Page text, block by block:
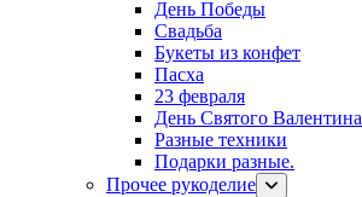
День Победы
Свадьба
Букеты из конфет
Пасха
23 февраля
День Святого Валентина
Разные техники
Подарки разные.
Прочее рукоделие